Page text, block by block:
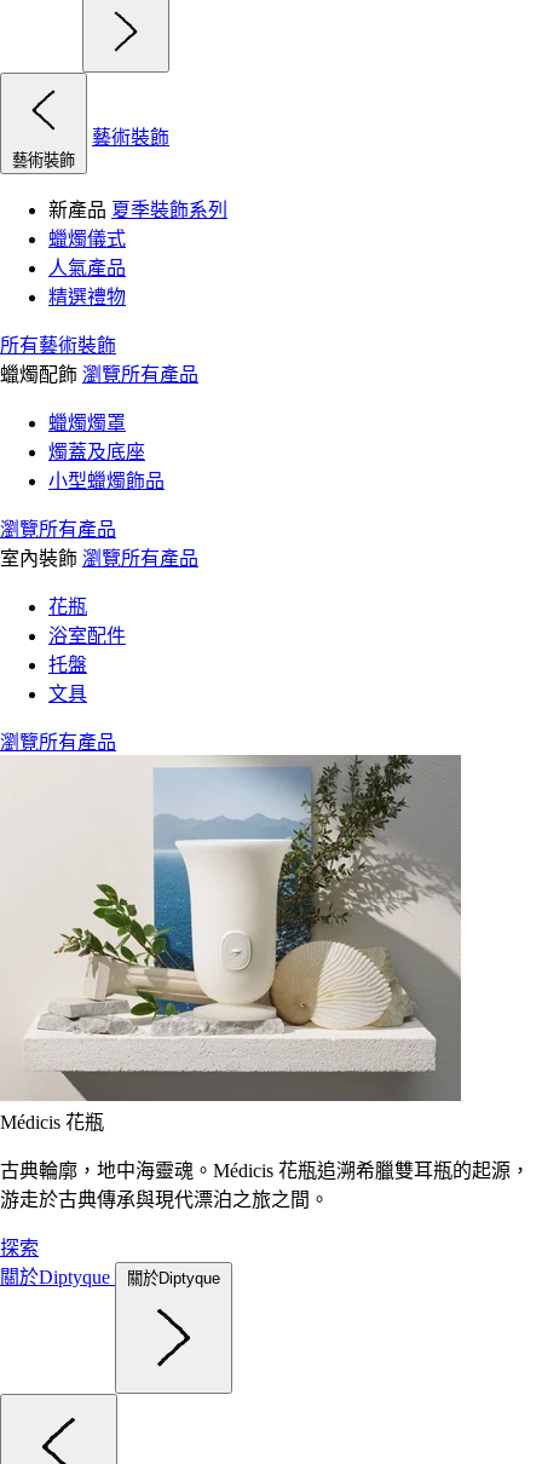
藝術裝飾
藝術裝飾
新產品 夏季裝飾系列
蠟燭儀式
人氣產品
精選禮物
所有藝術裝飾
蠟燭配飾 瀏覽所有產品
蠟燭燭罩
燭蓋及底座
小型蠟燭飾品
瀏覽所有產品
室內裝飾 瀏覽所有產品
花瓶
浴室配件
托盤
文具
瀏覽所有產品
Médicis 花瓶
古典輪廓，地中海靈魂。Médicis 花瓶追溯希臘雙耳瓶的起源，
游走於古典傳承與現代漂泊之旅之間。
探索
關於Diptyque
關於Diptyque